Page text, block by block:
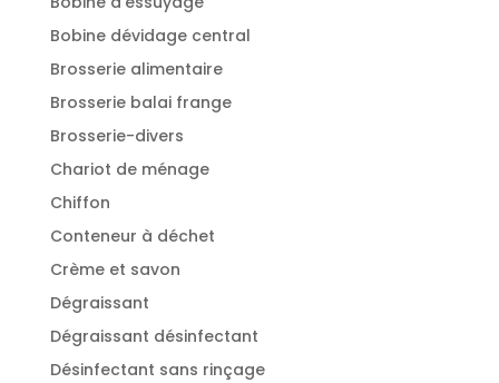
Bobine dévidage central
Brosserie alimentaire
Brosserie balai frange
Brosserie-divers
Chariot de ménage
Chiffon
Conteneur à déchet
Crème et savon
Dégraissant
Dégraissant désinfectant
Désinfectant sans rinçage